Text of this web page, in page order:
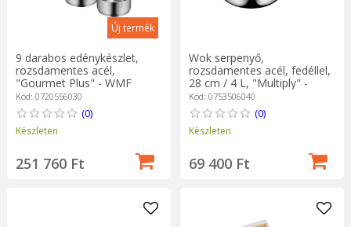
Új termék
9 darabos edénykészlet,
rozsdamentes acél,
"Gourmet Plus" - WMF
Kód: 0720556030
(0)
Készleten
251 760 Ft
Wok serpenyő,
rozsdamentes acél, fedéllel,
28 cm / 4 L, "Multiply" -
WMF
Kód: 0753506040
(0)
Készleten
69 400 Ft